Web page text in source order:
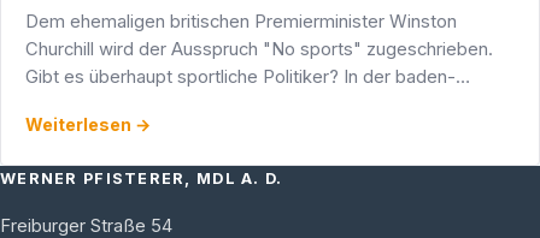
Dem ehemaligen britischen Premierminister Winston
Churchill wird der Ausspruch "No sports" zugeschrieben.
Gibt es überhaupt sportliche Politiker? In der baden-
Weiterlesen →
WERNER PFISTERER, MDL A. D.
Freiburger Straße 54